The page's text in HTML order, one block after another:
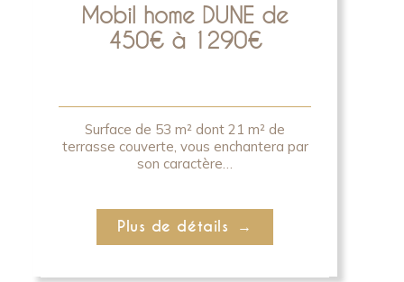
Mobil home DUNE de
450€ à 1290€
Surface de 53 m² dont 21 m² de
terrasse couverte, vous enchantera par
son caractère…
Plus de détails